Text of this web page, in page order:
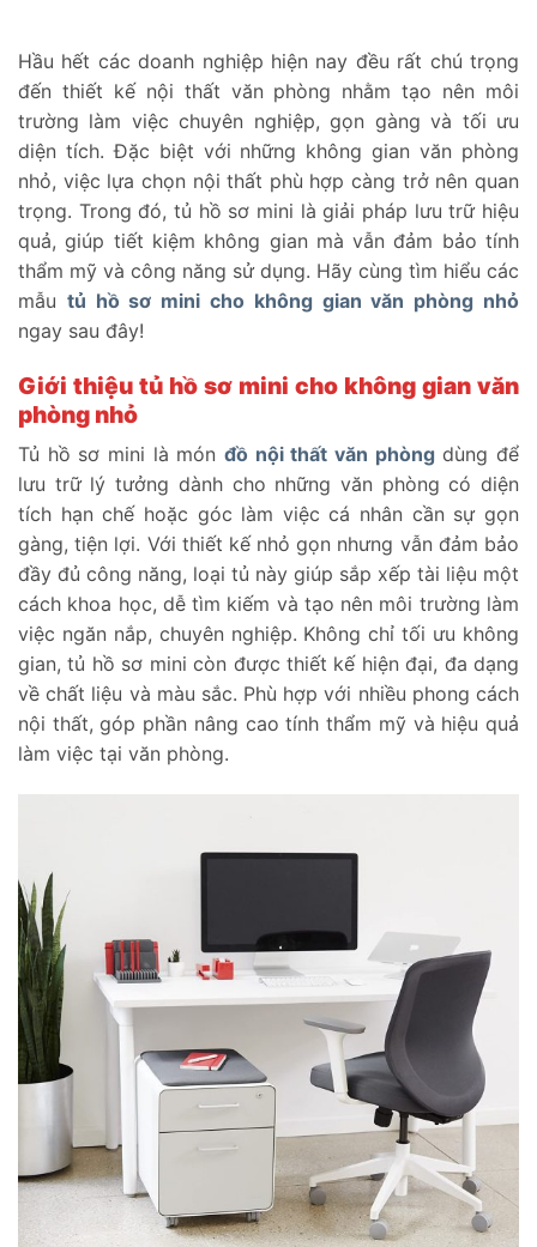
Hầu hết các doanh nghiệp hiện nay đều rất chú trọng
đến thiết kế nội thất văn phòng nhằm tạo nên môi
trường làm việc chuyên nghiệp, gọn gàng và tối ưu
diện tích. Đặc biệt với những không gian văn phòng
nhỏ, việc lựa chọn nội thất phù hợp càng trở nên quan
trọng. Trong đó, tủ hồ sơ mini là giải pháp lưu trữ hiệu
quả, giúp tiết kiệm không gian mà vẫn đảm bảo tính
thẩm mỹ và công năng sử dụng. Hãy cùng tìm hiểu các
mẫu tủ hồ sơ mini cho không gian văn phòng nhỏ
ngay sau đây!
Giới thiệu tủ hồ sơ mini cho không gian văn
phòng nhỏ
Tủ hồ sơ mini là món đồ nội thất văn phòngdùng để
lưu trữ lý tưởng dành cho những văn phòng có diện
tích hạn chế hoặc góc làm việc cá nhân cần sự gọn
gàng, tiện lợi. Với thiết kế nhỏ gọn nhưng vẫn đảm bảo
đầy đủ công năng, loại tủ này giúp sắp xếp tài liệu một
cách khoa học, dễ tìm kiếm và tạo nên môi trường làm
việc ngăn nắp, chuyên nghiệp. Không chỉ tối ưu không
gian, tủ hồ sơ mini còn được thiết kế hiện đại, đa dạng
về chất liệu và màu sắc. Phù hợp với nhiều phong cách
nội thất, góp phần nâng cao tính thẩm mỹ và hiệu quả
làm việc tại văn phòng.